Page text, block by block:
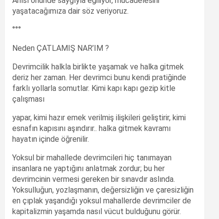
yaşatacağımıza dair söz veriyoruz.
°°°
Neden ÇATLAMIŞ NAR’IM ?
Devrimcilik halkla birlikte yaşamak ve halka gitmek
deriz her zaman. Her devrimci bunu kendi pratiğinde
farklı yollarla somutlar. Kimi kapı kapı gezip kitle
çalışması
yapar, kimi hazır emek verilmiş ilişkileri geliştirir, kimi
esnafın kapısını aşındırır.. halka gitmek kavramı
hayatın içinde öğrenilir.
Yoksul bir mahallede devrimcileri hiç tanımayan
insanlara ne yaptığını anlatmak zordur; bu her
devrimcinin vermesi gereken bir sınavdır aslında.
Yoksulluğun, yozlaşmanın, değersizliğin ve çaresizliğin
en çıplak yaşandığı yoksul mahallerde devrimciler de
kapitalizmin yaşamda nasıl vücut bulduğunu görür.